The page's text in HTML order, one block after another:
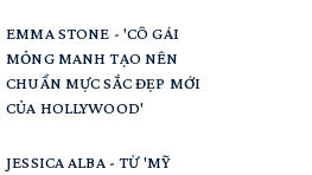
EMMA STONE - 'CÔ GÁI
MỎNG MANH TẠO NÊN
CHUẨN MỰC SẮC ĐẸP MỚI
CỦA HOLLYWOOD'
JESSICA ALBA - TỪ 'MỸ